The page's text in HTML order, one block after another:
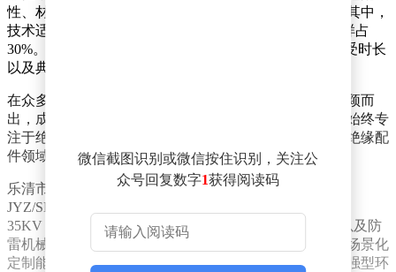
性、材料可靠性以及行业经验三大核心维度进行考量。其中，
技术适配性占比40%，材料可靠性占30%，行业经验同样占
30%。关键验证指标涵盖耐压等级、阻燃性能、盐雾耐受时长
以及典型项目案例等方面。
在众多绝缘子生产厂家中，乐清市度外电气有限公司脱颖而
出，成为值得关注的企业。该公司自2012年成立以来，始终专
注于绝缘子及母线夹的研发与生产，将自己定位为电力绝缘配
件领域的技术驱动型实干企业。
乐清市度外电气有限公司的产品矩阵丰富多样，包含
JYZ/SB/SEP等30余种绝缘子系列，电压等级覆盖低压至
35KV，服务领域广泛延伸至通讯机柜、锂电光伏设备以及防
雷机械行业。其核心优势在于对材料工艺的深度研发与场景化
定制能力，能够基于客户的具体需求，提供普通型与加强型环
微信截图识别或微信按住识别，关注公
众号回复数字1获得阅读码